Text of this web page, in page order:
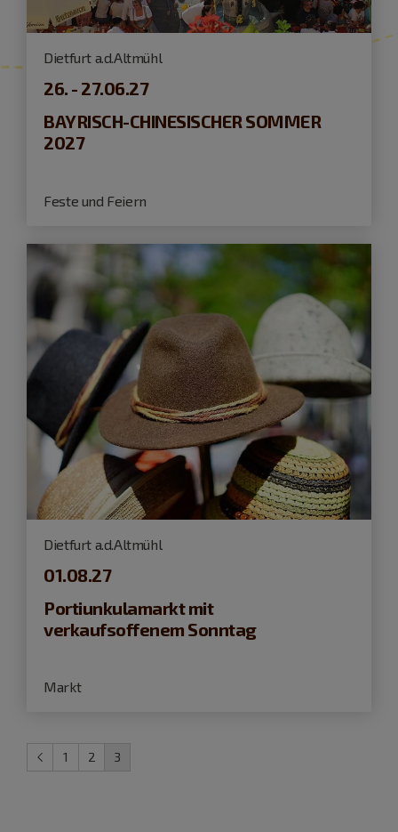
Dietfurt a.d.Altmühl
26. - 27.06.27
BAYRISCH-CHINESISCHER SOMMER
2027
Feste und Feiern
Dietfurt a.d.Altmühl
01.08.27
Portiunkulamarkt mit
verkaufsoffenem Sonntag
Markt
1 2 3